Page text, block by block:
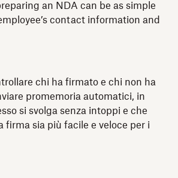
an NDA can be as simple
contact information and
chi ha firmato e chi non ha
promemoria automatici, in
si svolga senza intoppi e che
firma sia più facile e veloce per i